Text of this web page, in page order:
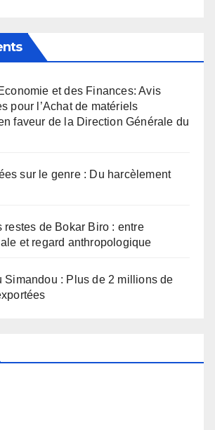
et des Finances: Avis
pour l’Achat de matériels
faveur de la Direction Générale du
sur le genre : Du harcèlement
restes de Bokar Biro : entre
et regard anthropologique
Simandou : Plus de 2 millions de